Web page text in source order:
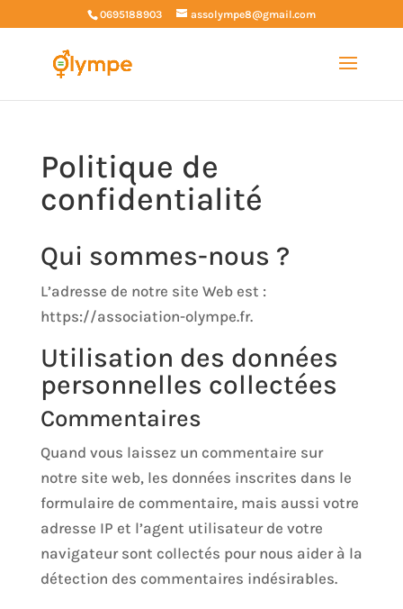
0695188903 assolympe8@gmail.com
Politique de
confidentialité
Qui sommes-nous ?
L’adresse de notre site Web est :
https://association-olympe.fr.
Utilisation des données
personnelles collectées
Commentaires
Quand vous laissez un commentaire sur
notre site web, les données inscrites dans le
formulaire de commentaire, mais aussi votre
adresse IP et l’agent utilisateur de votre
navigateur sont collectés pour nous aider à la
détection des commentaires indésirables.